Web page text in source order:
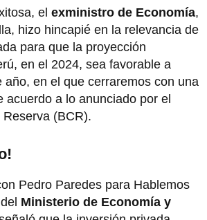
el exministro de Economía,
hizo hincapié en la relevancia de
para que la proyección
en el 2024, sea favorable a
año, en el que cerraremos con una
acuerdo a lo anunciado por el
(BCR).
Pedro Paredes para Hablemos
Ministerio de Economía y